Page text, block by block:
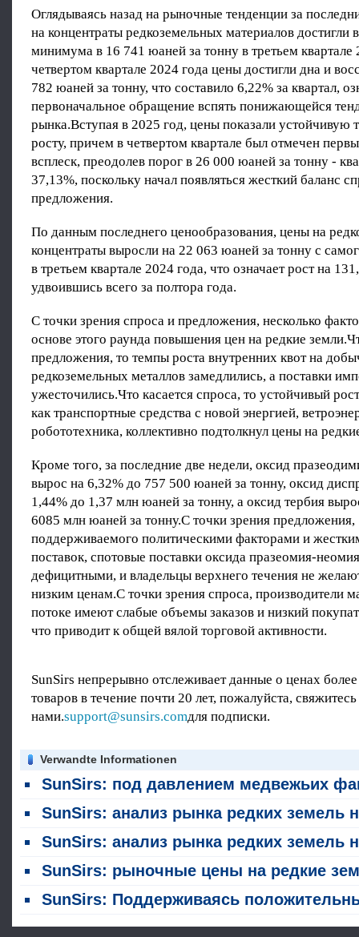
Оглядываясь назад на рыночные тенденции за
на концентраты редкоземельных материалов достигли
минимума в 16 741 юаней за тонну в третьем квартале
четвертом квартале 2024 года цены достигли дна и
782 юаней за тонну, что составило 6,22% за квартал,
первоначальное обращение вспять понижающейся
рынка.Вступая в 2025 год, цены показали устойчивую
росту, причем в четвертом квартале был отмечен
всплеск, преодолев порог в 26 000 юаней за тонну -
37,13%, поскольку начал появляться жесткий баланс
предложения.
По данным последнего ценообразования, цены на
концентраты выросли на 22 063 юаней за тонну с
в третьем квартале 2024 года, что означает рост на
удвоившись всего за полтора года.
С точки зрения спроса и предложения, несколько
основе этого раунда повышения цен на редкие
предложения, то темпы роста внутренних квот на
редкоземельных металлов замедлились, а поставки
ужесточились.Что касается спроса, то устойчивый
как транспортные средства с новой энергией,
робототехника, коллективно подтолкнул цены на
Кроме того, за последние две недели, оксид
вырос на 6,32% до 757 500 юаней за тонну, оксид
1,44% до 1,37 млн юаней за тонну, а оксид тербия
6085 млн юаней за тонну.С точки зрения предложения,
поддерживаемого политическими факторами и
поставок, спотовые поставки оксида празеомия-
дефицитными, и владельцы верхнего течения не
низким ценам.С точки зрения спроса, производители
потоке имеют слабые объемы заказов и низкий
что приводит к общей вялой торговой активности.
SunSirs непрерывно отслеживает данные о ценах
товаров в течение почти 20 лет, пожалуйста, свяжитесь
нами.support@sunsirs.comдля подписки.
Verwandte Informationen
SunSirs: под давлением медвежьих факторов, рынок тяжелых редких земель имеет тенденцию
SunSirs: анализ рынка редких земель на 30
SunSirs: анализ рынка редких земель на 16
SunSirs: рыночные цены на редкие земли выросли на этой неделе (28 июня - 3 июля)
SunSirs: Поддерживаясь положительными факторами, рынок тяжелых редких земель развивался